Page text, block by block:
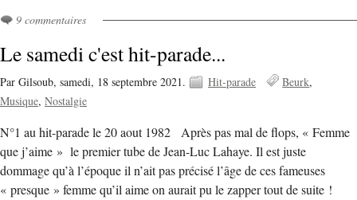
9 commentaires
Le samedi c'est hit-parade...
Par Gilsoub, samedi, 18 septembre 2021. Hit-parade
Beurk
Musique Nostalgie
N°1 au hit-parade le 20 aout 1982 Après pas mal de flops, « Femme
que j’aime » le premier tube de Jean-Luc Lahaye. Il est juste
dommage qu’à l’époque il n’ait pas précisé l’âge de ces fameuses
« presque » femme qu’il aime on aurait pu le zapper tout de suite !